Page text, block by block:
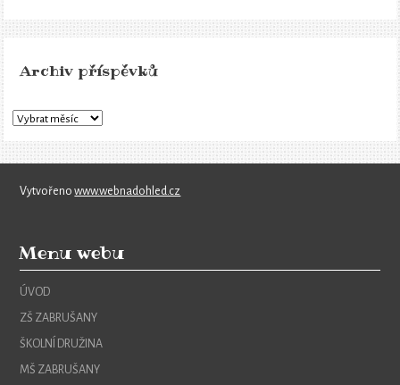
Archiv příspěvků
Vytvořenowww.webnadohled.cz
Menu webu
ÚVOD
ZŠ ZABRUŠANY
ŠKOLNÍ DRUŽINA
MŠ ZABRUŠANY